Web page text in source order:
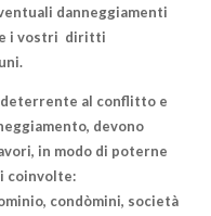
danneggiamenti
i vostri diritti
deterrente al conflitto e
, devono
in modo di poterne
coinvolte:
condòmini, società